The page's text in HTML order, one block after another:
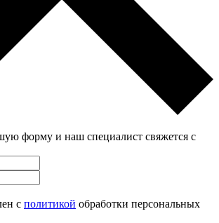
форму и наш специалист свяжется с
с политикой обработки персональных